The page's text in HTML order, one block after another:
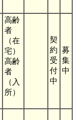
高齢
者
（在
宅）
高齢
者
（入
所）
契
約
受
付
中
募
集
中